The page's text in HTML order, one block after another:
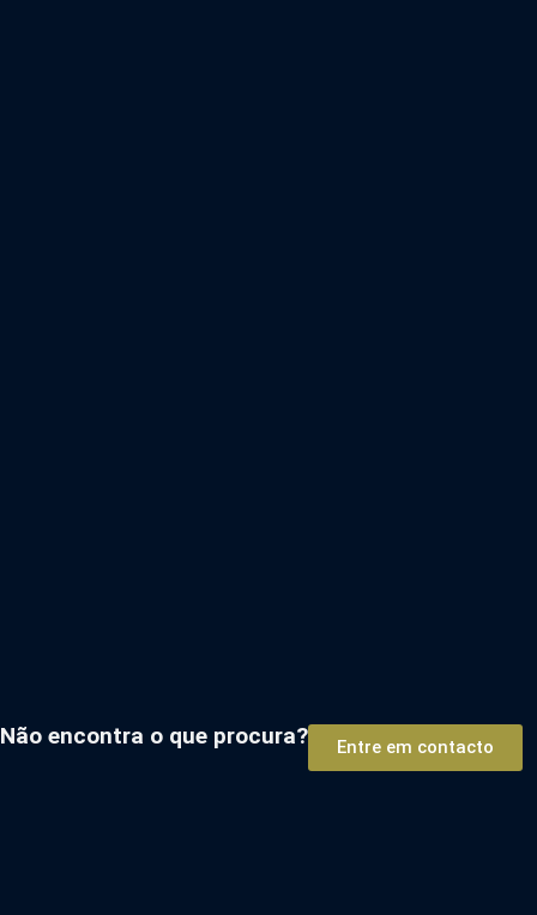
Não encontra o que procura? Entre em contacto